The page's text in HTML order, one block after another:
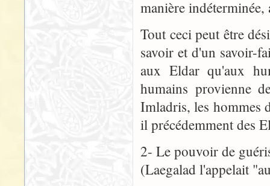
manière
Tout ceci peut être
savoir et d'un savoir-
aux Eldar qu'aux
humains provienne
Imladris, les hommes
il précédemment des
2- Le pouvoir de
(Laegalad l'appelait